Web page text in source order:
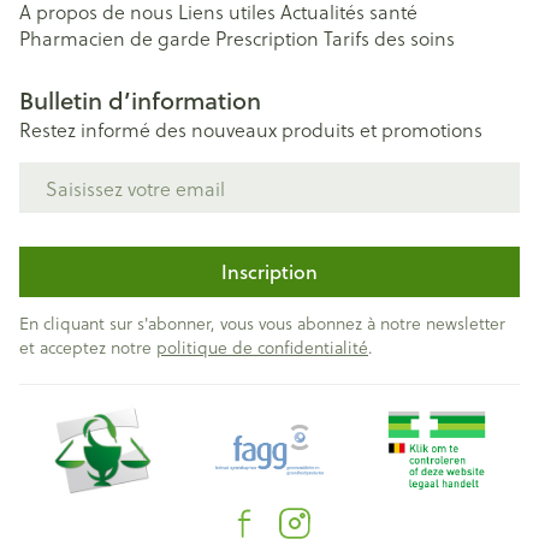
A propos de nous Liens utiles Actualités santé
Pharmacien de garde Prescription Tarifs des soins
Bulletin d’information
Restez informé des nouveaux produits et promotions
Inscription
En cliquant sur s'abonner, vous vous abonnez à notre newsletter
et acceptez notre politique de confidentialité.